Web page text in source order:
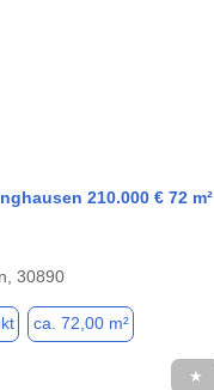
210.000 € 72 m²
30890
ca. 72,00 m²
★